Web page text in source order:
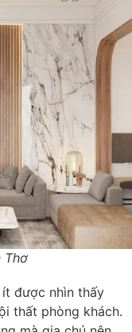
Thơ
ít được nhìn thấy
thất phòng khách.